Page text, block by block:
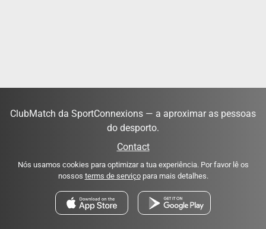
ClubMatch da SportConnexions — a aproximar as pessoas
do desporto.
Contact
Nós usamos cookies para optimizar a tua experiência. Por favor lê os
nossos terms de serviçopara mais detalhes.